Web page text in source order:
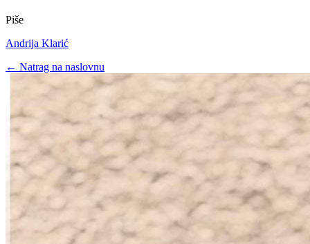
Piše
Andrija Klarić
← Natrag na naslovnu